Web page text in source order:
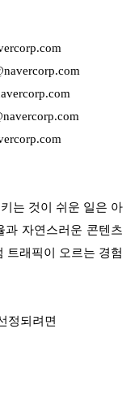
는 것이 쉬운 일은 아
과 자연스러운 콘텐츠
트래픽이 오르는 경험
정되려면